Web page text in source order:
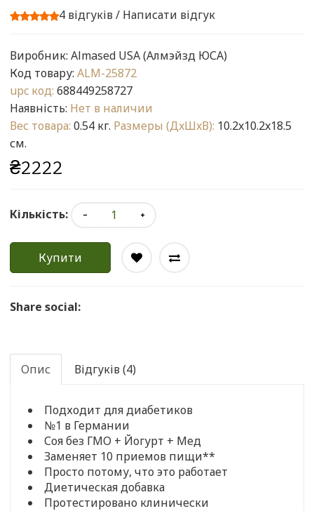
4 відгуків/ Написати відгук
Виробник: Almased USA (Алмэйзд ЮСА)
Код товару: ALM-25872
upc код: 688449258727
Наявність: Нет в наличии
Вес товара: 0.54 кг. Размеры (ДxШxВ): 10.2x10.2x18.5
см.
₴2222
Кількість:
Купити
Share social:
Опис Відгуків (4)
Подходит для диабетиков
№1 в Германии
Соя без ГМО + Йогурт + Мед
Заменяет 10 приемов пищи**
Просто потому, что это работает
Диетическая добавка
Протестировано клинически